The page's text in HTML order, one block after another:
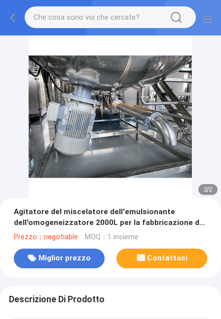
2/2
Agitatore del miscelatore dell'emulsionante
dell'omogeneizzatore 2000L per la fabbricazione del
detersivo della pulitrice
Prezzo：negotiable MOQ：1 insieme
Miglior prezzo Contattaci
Descrizione Di Prodotto